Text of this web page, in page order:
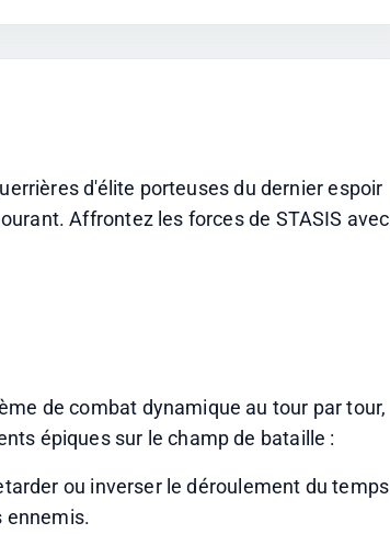
d'élite porteuses du dernier espoir
Affrontez les forces de STASIS avec
de combat dynamique au tour par tour,
épiques sur le champ de bataille :
ou inverser le déroulement du temps
ennemis.